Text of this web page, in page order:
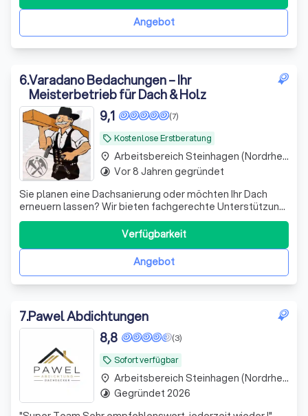
auszeichnet, Aufträge effizient zu verteilen und Lösungen
für komplexe Aufgaben zAngebot
6.Varadano Bedachungen – Ihr
Meisterbetrieb für Dach & Holz
local_offer Kostenlose Erstberatung
(7)
9,1
Sie planen eine Dachsanierung oder möchten Ihr Dach
erneuern lassen? Wir bieten fachgerechte Unterstützung
bei der Sanierung von Steildächern und übernehmen
Arbeiten rund um die Neueindeckung und Instandsetzung.
Unsere Leistungen: • Sanierung älterer Dächer •
Neueindeckung mit Ziegeln oder anderen
Angebot
Verfügbarkeit
place Arbeitsbereich Steinhagen (Nordrhein-Westfalen)
timelapse Vor 8 Jahren gegründet
7.Pawel Abdichtungen
local_offer Sofort verfügbar
(3)
8,8
place Arbeitsbereich Steinhagen (Nordrhein-Westfalen)
timelapse Gegründet 2026